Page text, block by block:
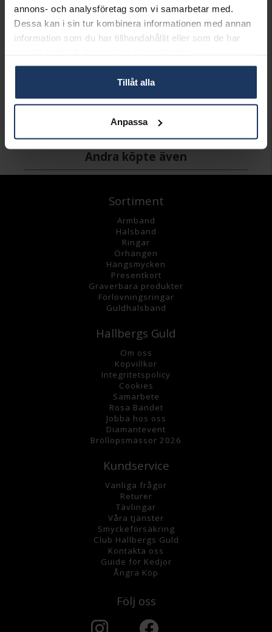
annons- och analysföretag som vi samarbetar med.
Dessa kan i sin tur kombinera informationen med annan
information som du har tillhandahållit eller som de har
Tillåt alla
Anpassa
Best seller!
HALLBERGS GULD
Sparbössa
Andra köpte även
Sortiment
Armband
Halsband
Ringar
Örhängen
Hängsmycken
Presentkort
Graverbara produkter
Förlovningsringar
Guldhalsband
Hallbergs Guld
Om oss
Köpvillkor
Integritetspolicy
Cookies
Samarbete
Rosa Bandet
Jobba hos oss
Diamantevent
Bröllopsmässor 2026
Kundservice
Vanliga frågor
Returer
Tävlingar
Våra tjänster
Smyckeförsäkring
Club Hallbergs Guld
Kontakta oss
Guide för Kedjor
Ångra Köp
Följ oss